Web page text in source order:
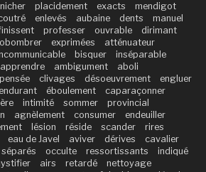
placidement exacts
mendigot
enlevés aubaine dents
manuel
professer ouvrable
dirimant
obombrer exprimées
atténuateur
bisquer
inséparable
ambigument
aboli
clivages désoeuvrement
engluer
endurant éboulement
caparaçonner
intimité sommer
provincial
agnèlement consumer
endeuiller
lésion réside scander
rires
eau de Javel aviver dérives
cavalier
séparés occulte ressortissants
indiqué
airs retardé
nettoyage